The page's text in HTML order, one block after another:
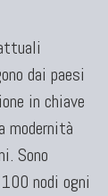
dai paesi
in chiave
modernità
Sono
nodi ogni